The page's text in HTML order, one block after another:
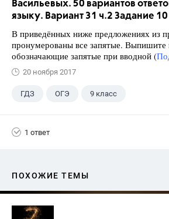
Васильевых. 50 вариантов
языку. Вариант 31 ч.2 Задание 10
В приведённых ниже предложениях из
пронумерованы все запятые.
обозначающие запятые при вводной (
20 ноября 2017
ГДЗ ОГЭ 9 класс
1 ответ
ПОХОЖИЕ ТЕМЫ